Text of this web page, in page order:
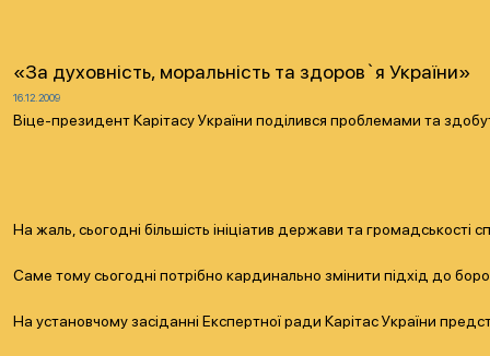
«За духовність, моральність та здоров`я України»
16.12.2009
Віце-президент Карітасу України поділився проблемами та
На жаль, сьогодні більшість ініціатив держави та
Саме тому сьогодні потрібно кардинально змінити підхід до
На установчому засіданні Експертної ради Карітас України